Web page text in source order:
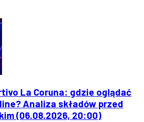
La Coruna: gdzie oglądać
Analiza składów przed
(06.08.2026, 20:00)